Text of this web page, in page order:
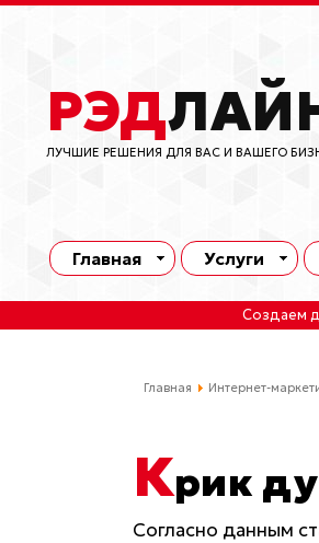
РЭД
ЛУЧШИЕ РЕШЕНИЯ ДЛЯ ВАС И ВАШЕГО
Главная Услуги
Создаем
Главная Интернет-
Крик
Согласно данным